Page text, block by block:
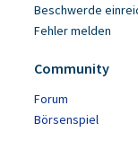
Beschwerde
Fehler melden
Community
Forum
Börsenspiel